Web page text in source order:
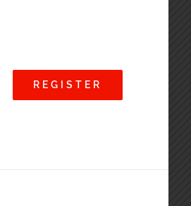
REGISTER